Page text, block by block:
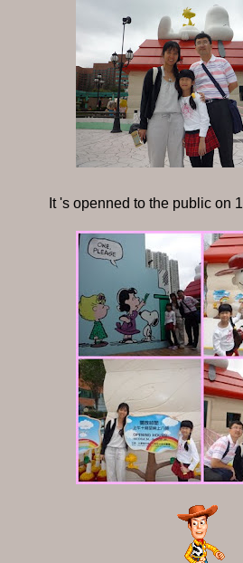
It 's openned to the public on